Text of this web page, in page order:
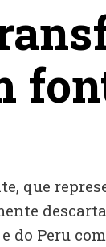
que
do Peru